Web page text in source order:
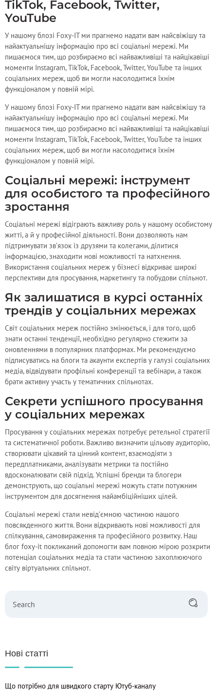
TikTok, Facebook, Twitter,
YouTube
У нашому блозі Foxy-IT ми прагнемо надати вам найсвіжішу та
найактуальнішу інформацію про всі соціальні мережі. Ми
пишаємося тим, що розбираємо всі найважливіші та найцікавіші
моменти Instagram, TikTok, Facebook, Twitter, YouTube та інших
соціальних мереж, щоб ви могли насолодитися їхнім
функціоналом у повній мірі.
У нашому блозі Foxy-IT ми прагнемо надати вам найсвіжішу та
найактуальнішу інформацію про всі соціальні мережі. Ми
пишаємося тим, що розбираємо всі найважливіші та найцікавіші
моменти Instagram, TikTok, Facebook, Twitter, YouTube та інших
соціальних мереж, щоб ви могли насолодитися їхнім
функціоналом у повній мірі.
Соціальні мережі: інструмент
для особистого та професійного
зростання
Соціальні мережі відіграють важливу роль у нашому особистому
житті, а й у професійної діяльності. Вони дозволяють нам
підтримувати зв’язок із друзями та колегами, ділитися
інформацією, знаходити нові можливості та натхнення.
Використання соціальних мереж у бізнесі відкриває широкі
перспективи для просування, маркетингу та побудови спільнот.
Як залишатися в курсі останніх
трендів у соціальних мережах
Світ соціальних мереж постійно змінюється, і для того, щоб
знати останні тенденції, необхідно регулярно стежити за
оновленнями в популярних платформах. Ми рекомендуємо
підписуватись на блоги та акаунти експертів у галузі соціальних
медіа, відвідувати профільні конференції та вебінари, а також
брати активну участь у тематичних спільнотах.
Секрети успішного просування
у соціальних мережах
Просування у соціальних мережах потребує ретельної стратегії
та систематичної роботи. Важливо визначити цільову аудиторію,
створювати цікавий та цінний контент, взаємодіяти з
передплатниками, аналізувати метрики та постійно
вдосконалювати свій підхід. Успішні бренди та блогери
демонструють, що соціальні мережі можуть стати потужним
інструментом для досягнення найамбіційніших цілей.
Соціальні мережі стали невід’ємною частиною нашого
повсякденного життя. Вони відкривають нові можливості для
спілкування, самовираження та професійного розвитку. Наш
блог foxy-it покликаний допомогти вам повною мірою розкрити
потенціал соціальних медіа та стати частиною захоплюючого
світу віртуальних спільнот.
Нові статті
Що потрібно для швидкого старту Ютуб-каналу